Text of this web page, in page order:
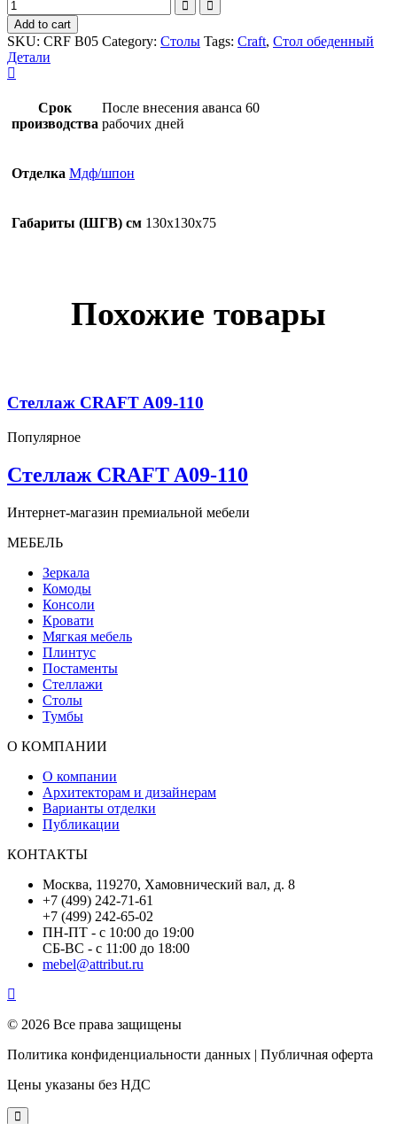
Add to cart
SKU: CRF B05 Category: Столы Tags: Craft, Стол обеденный
Детали
Срок
производства
После внесения аванса 60
рабочих дней
Отделка Мдф/шпон
Габариты (ШГВ) см 130х130х75
Похожие товары
Стеллаж CRAFT A09-110
Популярное
Стеллаж CRAFT A09-110
Интернет-магазин премиальной мебели
МЕБЕЛЬ
Зеркала
Комоды
Консоли
Кровати
Мягкая мебель
Плинтус
Постаменты
Стеллажи
Столы
Тумбы
О КОМПАНИИ
О компании
Архитекторам и дизайнерам
Варианты отделки
Публикации
КОНТАКТЫ
Москва, 119270, Хамовнический вал, д. 8
+7 (499) 242-71-61
+7 (499) 242-65-02
ПН-ПТ - с 10:00 до 19:00
СБ-ВС - с 11:00 до 18:00
mebel@attribut.ru
© 2026 Все права защищены
Политика конфиденциальности данных | Публичная оферта
Цены указаны без НДС